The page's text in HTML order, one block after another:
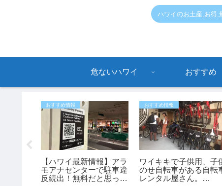
ハワイのお土産,お得,
危ないハワイ おすすめ
おすすめ情報
【ハワイ最新情報】アラ
モアナセンターで駐車違
反続出！無料だと思って
おすすめ情報
ワイキキで子供用、子
のせ自転車がある自転
レンタル屋さん。